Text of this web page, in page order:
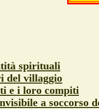
spirituali
del villaggio
e i loro compiti
a soccorso